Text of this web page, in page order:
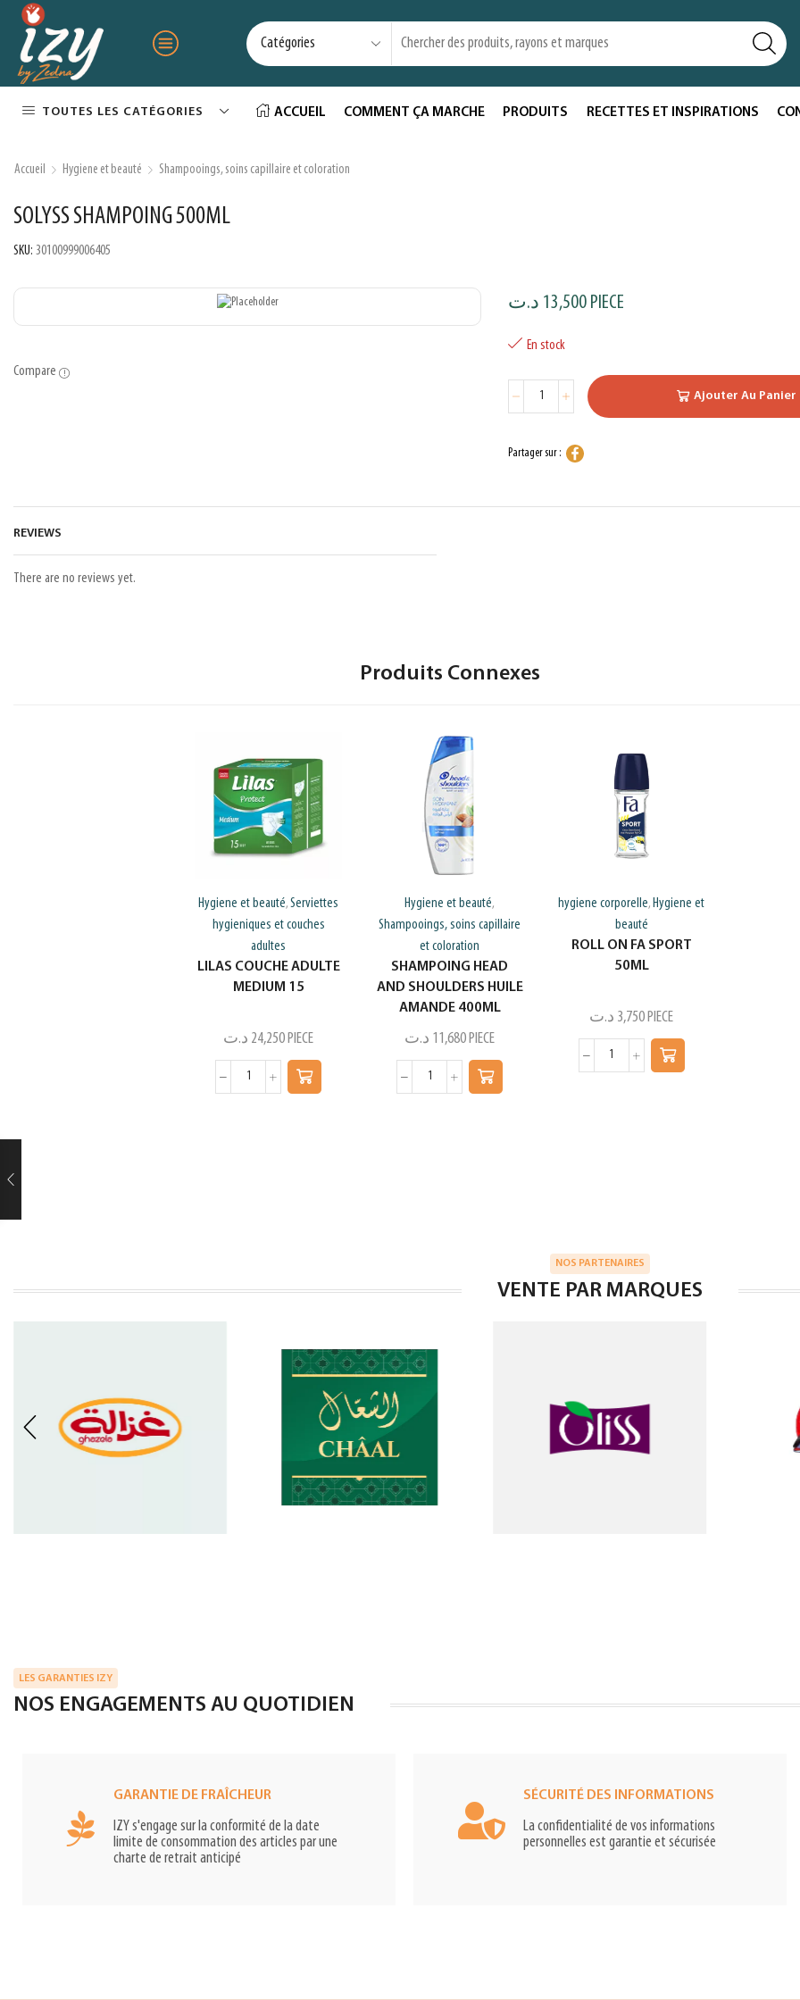
TOUTES LES CATÉGORIES ACCUEIL COMMENT ÇA MARCHE PRODUITS RECETTES ET INSPIRATIONS
Accueil Hygiene et beauté Shampooings, soins capillaire et coloration
SOLYSS SHAMPOING 500ML
SKU: 30100999006405
Compare
13,500 د.ت PIECE
En stock
Ajouter Au Panier
Partager sur :
REVIEWS
There are no reviews yet.
Produits Connexes
Hygiene et beauté,Serviettes
hygieniques et couches
adultes
LILAS COUCHE ADULTE
MEDIUM 15
24,250 د.ت PIECE
Hygiene et beauté,
Shampooings, soins capillaire
et coloration
SHAMPOING HEAD
AND SHOULDERS HUILE
AMANDE 400ML
11,680 د.ت PIECE
hygiene corporelle,Hygiene et
beauté
ROLL ON FA SPORT
50ML
3,750 د.ت PIECE
NOS PARTENAIRES
VENTE PAR MARQUES
LES GARANTIES IZY
NOS ENGAGEMENTS AU QUOTIDIEN
GARANTIE DE FRAÎCHEUR
IZY s'engage sur la conformité de la date
limite de consommation des articles par une
charte de retrait anticipé
SÉCURITÉ DES INFORMATIONS
La confidentialité de vos informations
personnelles est garantie et sécurisée